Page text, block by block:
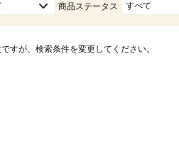
商品ステータス すべて
すが、検索条件を変更してください。